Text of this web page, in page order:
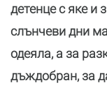
детенце с яке и
слънчеви дни
одеяла, а за
дъждобран, за